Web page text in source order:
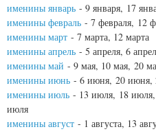
именины январь - 9 января, 17
именины февраль - 7 февраля, 12
именины март - 7 марта, 12 марта
именины апрель - 5 апреля, 6
именины май - 9 мая, 10 мая, 20
именины июнь - 6 июня, 20 июня,
именины июль - 13 июля, 18
июля
именины август - 1 августа, 13